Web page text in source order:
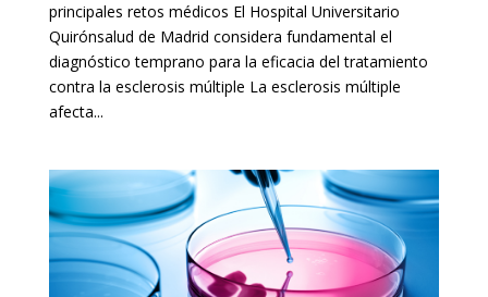
principales retos médicos El Hospital Universitario
Quirónsalud de Madrid considera fundamental el
diagnóstico temprano para la eficacia del tratamiento
contra la esclerosis múltiple La esclerosis múltiple
afecta...